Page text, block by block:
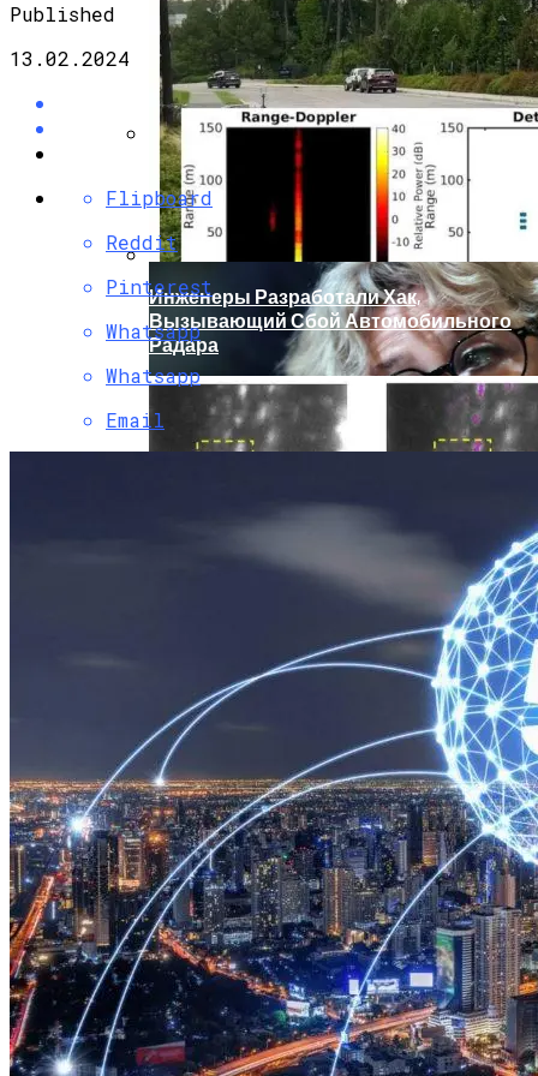
Кто Из Знаменитостей Умер В 2023 Году:
Юдашкин, Колесников, Чурикова,
Зайцев И Другие – От Чего Скончались
Марина Неёлова Госпитализирована,
Какая Причина Произошедшего
Инженеры Разработали Хак,
Вызывающий Сбой Автомобильного
Радара
Новое Программное Обеспечение С
Открытым Исходным Кодом Делает
Модели ИИ Легче И Экологичнее
Published
13.02.2024
Flipboard
Reddit
Pinterest
Whatsapp
Whatsapp
Email